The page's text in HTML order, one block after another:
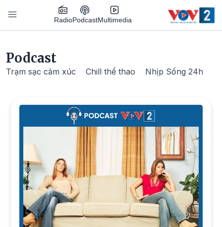
Nhảy đến nội dung
RadioPodcastMultimedia
Podcast
Trạm sạc cảm xúc Chill thể thao Nhịp Sống 24h